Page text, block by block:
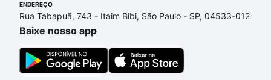
ENDEREÇO
Rua Tabapuã, 743 - Itaim Bibi, São Paulo - SP, 04533-012
Baixe nosso app